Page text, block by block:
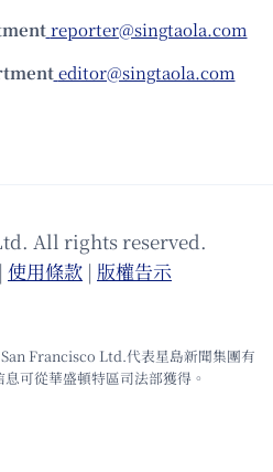
reporter@singtaola.com
editor@singtaola.com
All rights reserved.
| 使⽤條款 | 版權告⽰
Francisco Ltd.代表星島新聞集團有
可從華盛頓特區司法部獲得。